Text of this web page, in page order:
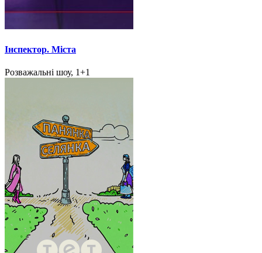
Інспектор. Міста
Розважальні шоу, 1+1